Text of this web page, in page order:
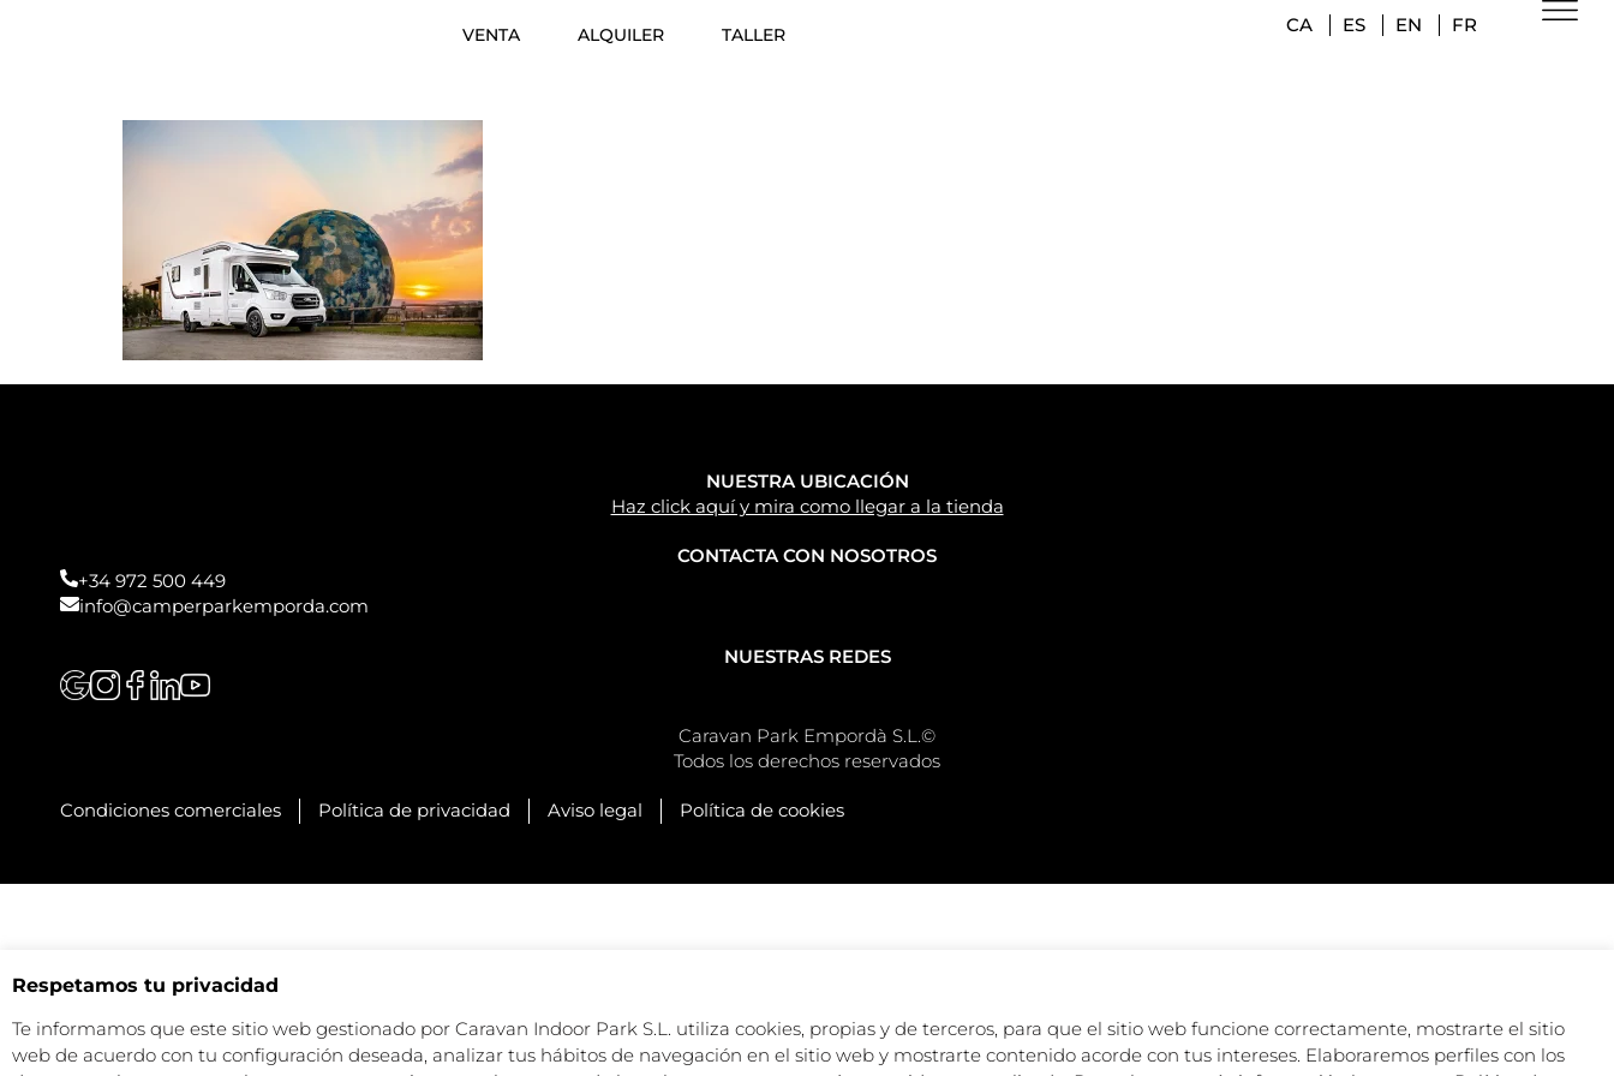
VENTA ALQUILER TALLER CA ES EN FR
NUESTRA UBICACIÓN
Haz click aquí y mira como llegar a la tienda
CONTACTA CON NOSOTROS
+34 972 500 449
info@camperparkemporda.com
NUESTRAS REDES
Caravan Park Empordà S.L.©
Todos los derechos reservados
Condiciones comerciales Política de privacidad Aviso legal Política de cookies
Respetamos tu privacidad
Te informamos que este sitio web gestionado por Caravan Indoor Park S.L. utiliza cookies, propias y de terceros, para que el sitio web funcione correctamente, mostrarte el sitio
web de acuerdo con tu configuración deseada, analizar tus hábitos de navegación en el sitio web y mostrarte contenido acorde con tus intereses. Elaboraremos perfiles con los